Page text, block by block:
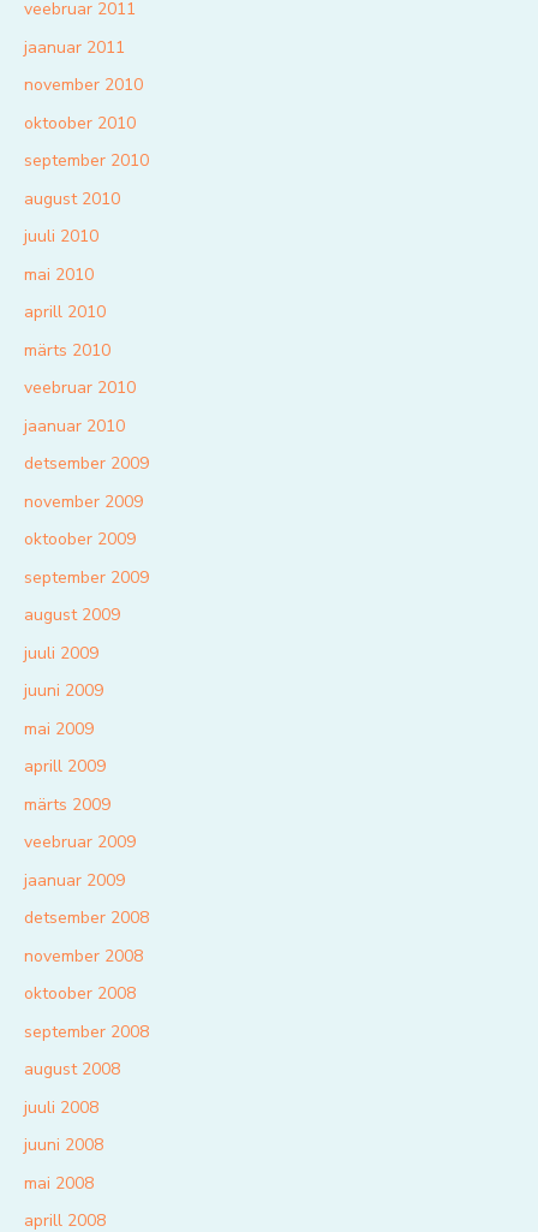
veebruar 2011
jaanuar 2011
november 2010
oktoober 2010
september 2010
august 2010
juuli 2010
mai 2010
aprill 2010
märts 2010
veebruar 2010
jaanuar 2010
detsember 2009
november 2009
oktoober 2009
september 2009
august 2009
juuli 2009
juuni 2009
mai 2009
aprill 2009
märts 2009
veebruar 2009
jaanuar 2009
detsember 2008
november 2008
oktoober 2008
september 2008
august 2008
juuli 2008
juuni 2008
mai 2008
aprill 2008